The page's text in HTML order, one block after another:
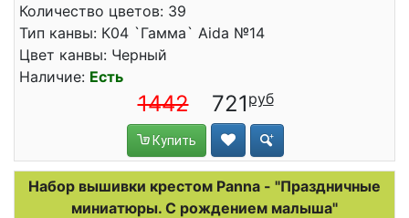
Количество цветов: 39
Тип канвы: К04 `Гамма` Aida №14
Цвет канвы: Черный
Наличие: Есть
1442 721
Купить
Набор вышивки крестом Panna - "Праздничные
миниатюры. С рождением малыша"